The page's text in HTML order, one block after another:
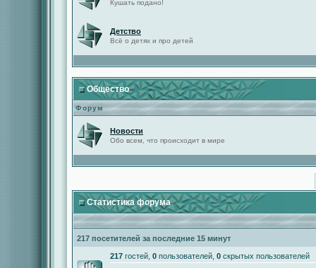
Кушать подано!
Детство
Всё о детях и про детей
Общество
Форум
Новости
Обо всем, что происходит в мире
Статистика форума
217 посетителей за последние 15 минут
217 гостей, 0 пользователей, 0 скрытых пользователей